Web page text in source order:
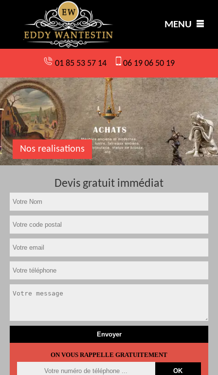
MENU
01 85 53 57 14 06 19 06 50 19
Nos realisations
Devis gratuit immédiat
ON VOUS RAPPELLE GRATUITEMENT